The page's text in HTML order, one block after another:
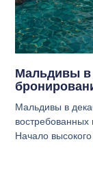
Мальдивы в
Мальдивы в
востребованных
Начало